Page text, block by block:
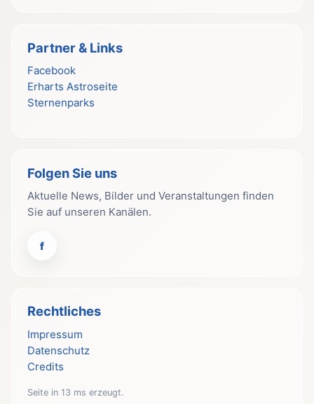
Partner & Links
Facebook
Erharts Astroseite
Sternenparks
Folgen Sie uns
Aktuelle News, Bilder und Veranstaltungen finden
Sie auf unseren Kanälen.
f
Rechtliches
Impressum
Datenschutz
Credits
Seite in 13 ms erzeugt.